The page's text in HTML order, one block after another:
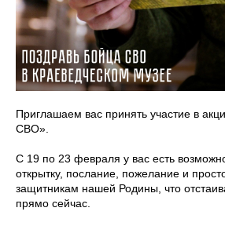
Приглашаем вас принять участие в
СВО».
С 19 по 23 февраля у вас есть
открытку, послание, пожелание и
защитникам нашей Родины, что
прямо сейчас.